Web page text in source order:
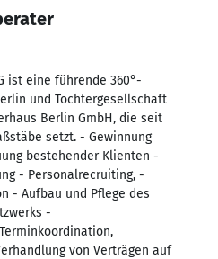
ist eine führende 360°-
und Tochtergesellschaft
Berlin GmbH, die seit
setzt. - Gewinnung
bestehender Klienten -
- Personalrecruiting, -
- Aufbau und Pflege des
-
von Verträgen auf